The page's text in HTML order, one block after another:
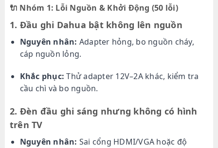
🔌 Nhóm 1: Lỗi Nguồn & Khởi Động (50 lỗi)
1. Đầu ghi Dahua bật không lên nguồn
Nguyên nhân: Adapter hỏng, bo nguồn cháy,
cáp nguồn lỏng.
Khắc phục: Thử adapter 12V–2A khác, kiểm tra
cầu chì và bo nguồn.
2. Đèn đầu ghi sáng nhưng không có hình
trên TV
Nguyên nhân: Sai cổng HDMI/VGA hoặc độ